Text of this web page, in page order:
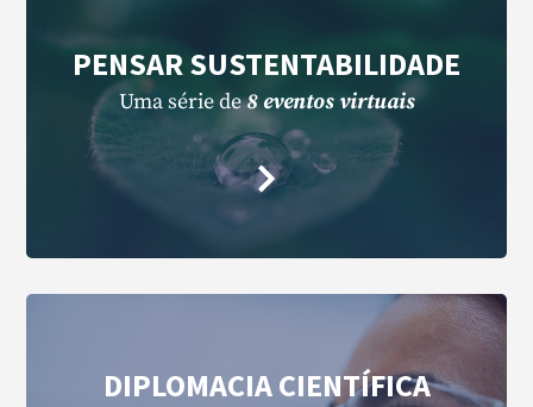
PENSAR SUSTENTABILIDADE
Uma série de8 eventosvirtuais
DIPLOMACIA CIENTÍFICA